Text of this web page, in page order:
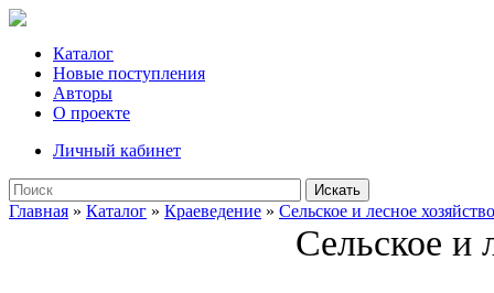
Каталог
Новые поступления
Авторы
О проекте
Личный кабинет
Искать
Главная » Каталог » Краеведение » Сельское и лесное
Сельское и